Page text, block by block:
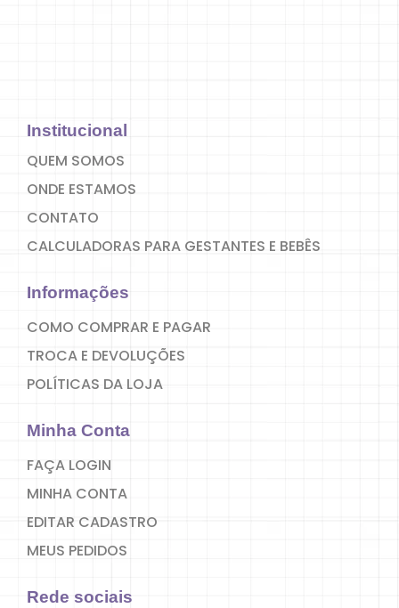
Institucional
QUEM SOMOS
ONDE ESTAMOS
CONTATO
CALCULADORAS PARA GESTANTES E BEBÊS
Informações
COMO COMPRAR E PAGAR
TROCA E DEVOLUÇÕES
POLÍTICAS DA LOJA
Minha Conta
FAÇA LOGIN
MINHA CONTA
EDITAR CADASTRO
MEUS PEDIDOS
Rede sociais